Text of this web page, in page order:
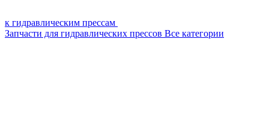
к гидравлическим прессам
Запчасти для гидравлических прессов Все категории